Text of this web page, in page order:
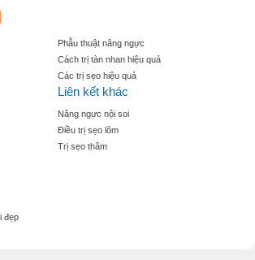
Phẫu thuật nâng ngực
Cách trị tàn nhan hiệu quả
Các trị sẹo hiệu quả
Liên kết khác
Nâng ngực nội soi
Điều trị sẹo lõm
Trị sẹo thâm
đẹp